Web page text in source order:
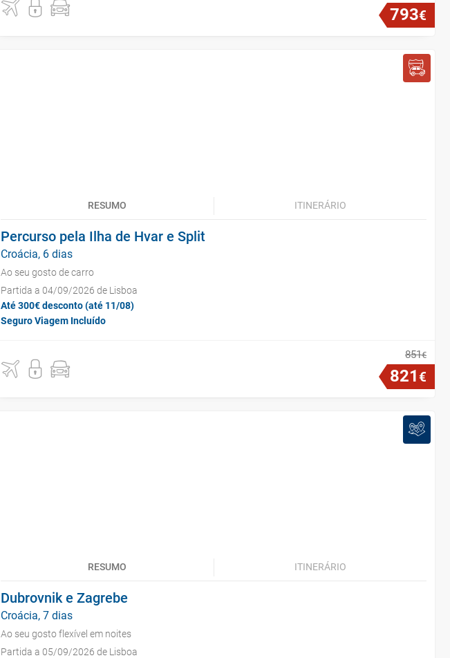
793€
RESUMO ITINERÁRIO
Percurso pela Ilha de Hvar e Split
Croácia, 6 dias
Ao seu gosto de carro
Partida a 04/09/2026 de Lisboa
Até 300€ desconto (até 11/08)
Seguro Viagem Incluído
851€
821€
RESUMO ITINERÁRIO
Dubrovnik e Zagrebe
Croácia, 7 dias
Ao seu gosto flexível em noites
Partida a 05/09/2026 de Lisboa